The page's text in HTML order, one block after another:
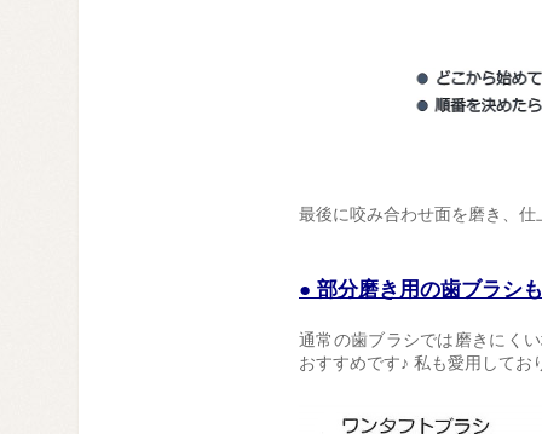
最後に咬み合わせ面を磨き、
● 部分磨き用の歯ブラシ
通常の歯ブラシでは磨きにく
おすすめです♪ 私も愛用してお